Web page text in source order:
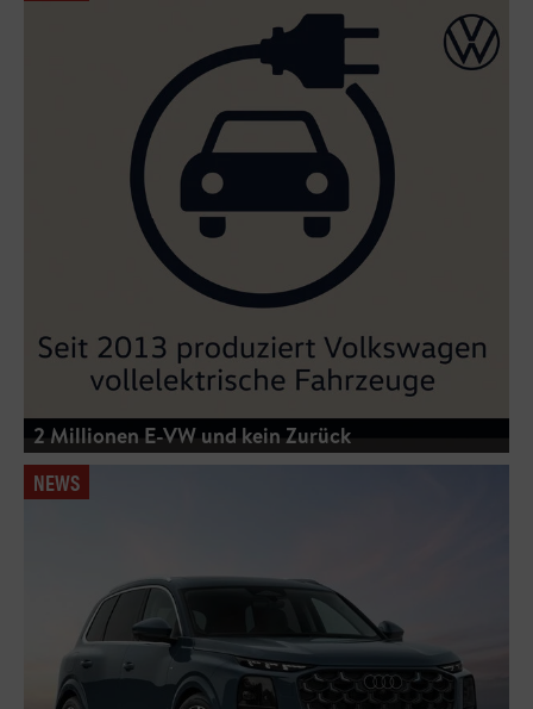
2 Millionen E-VW und kein Zurück
NEWS